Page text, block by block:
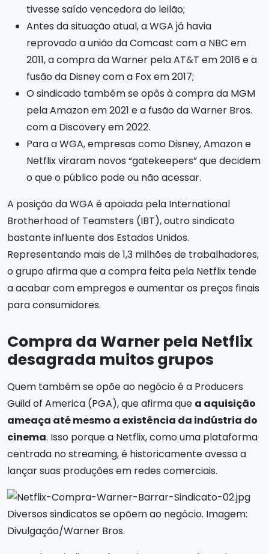
tivesse saído vencedora do leilão;
Antes da situação atual, a WGA já havia
reprovado a união da Comcast com a NBC em
2011, a compra da Warner pela AT&T em 2016 e a
fusão da Disney com a Fox em 2017;
O sindicado também se opôs à compra da MGM
pela Amazon em 2021 e a fusão da Warner Bros.
com a Discovery em 2022.
Para a WGA, empresas como Disney, Amazon e
Netflix viraram novos “gatekeepers” que decidem
o que o público pode ou não acessar.
A posição da WGA é apoiada pela International
Brotherhood of Teamsters (IBT), outro sindicato
bastante influente dos Estados Unidos.
Representando mais de 1,3 milhões de trabalhadores,
o grupo afirma que a compra feita pela Netflix tende
a acabar com empregos e aumentar os preços finais
para consumidores.
Compra da Warner pela Netflix
desagrada muitos grupos
Quem também se opõe ao negócio é a Producers
Guild of America (PGA), que afirma que a aquisição
ameaça até mesmo a existência da indústria do
cinema. Isso porque a Netflix, como uma plataforma
centrada no streaming, é historicamente avessa a
lançar suas produções em redes comerciais.
Diversos sindicatos se opõem ao negócio. Imagem:
Divulgação/Warner Bros.